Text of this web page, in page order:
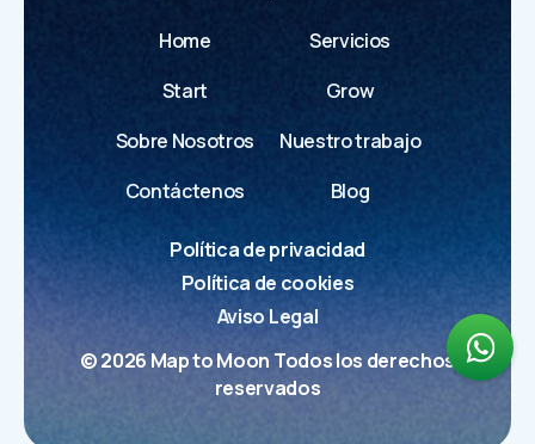
Home
Servicios
Start
Grow
Sobre Nosotros
Nuestro trabajo
Contáctenos
Blog
©2026 Map to Moon Todos los derechos
reservados
Política de privacidad
Política de cookies
Aviso Legal